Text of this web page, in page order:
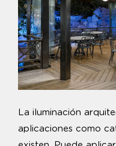
La iluminación
aplicaciones como